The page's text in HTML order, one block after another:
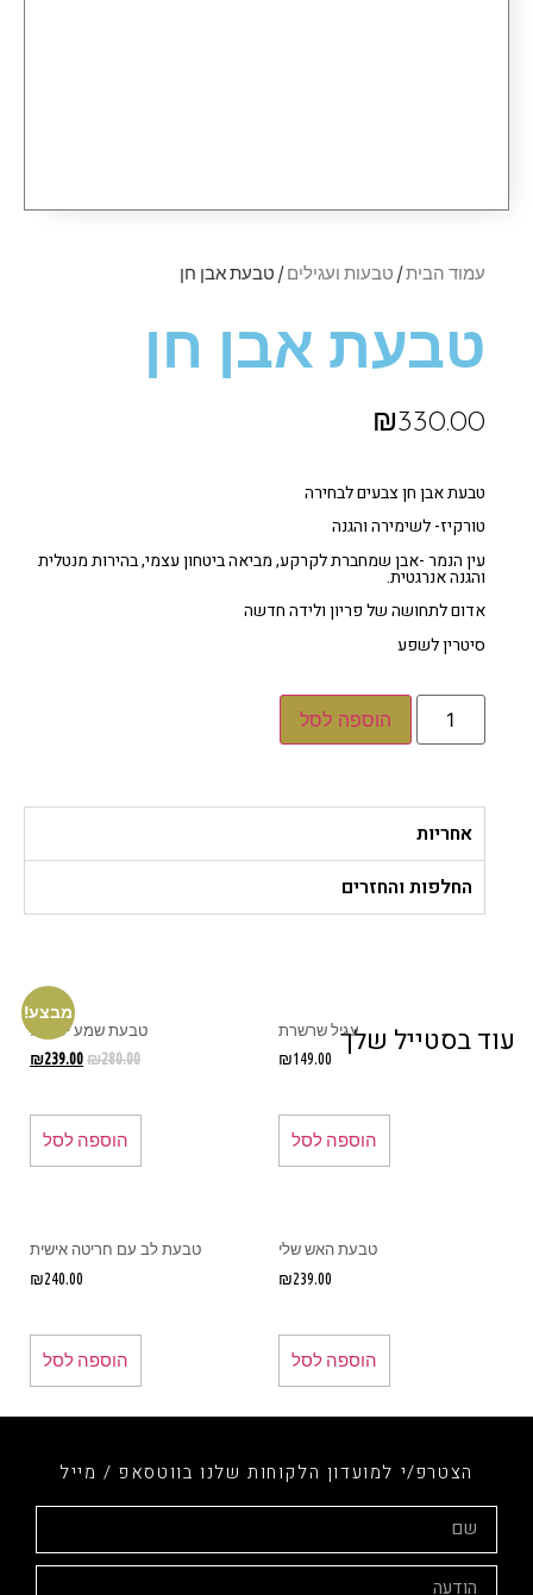
עמוד הבית/טבעות ועגילים/ טבעת אבן חן
טבעת אבן חן
₪330.00
טבעת אבן חן צבעים לבחירה
טורקיז- לשימירה והגנה
עין הנמר -אבן שמחברת לקרקע, מביאה ביטחון עצמי, בהירות מנטלית
והגנה אנרגטית.
אדום לתחושה של פריון ולידה חדשה
סיטרין לשפע
הוספה לסל
אחריות
החלפות והחזרים
בסטייל שלךעגיל שרשרת
₪149.00
הוספה לסל
מבצע!
טבעת שמע ישראל
₪280.00
₪239.00
הוספה לסל
טבעת האש שלי
₪239.00
הוספה לסל
טבעת לב עם חריטה אישית
₪240.00
הוספה לסל
הצטרפ/י למועדון הלקוחות שלנו בווטסאפ / מייל